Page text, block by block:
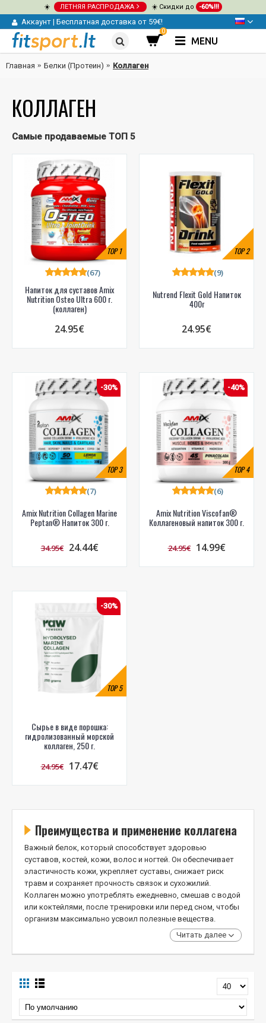
☀️ ЛЕТНЯЯ РАСПРОДАЖА ☀️ Скидки до -60%!!!
Аккаунт | Бесплатная доставка от 59€!
0
MENU
Главная Белки (Протеин) Коллаген
КОЛЛАГЕН
Самые продаваемые ТОП 5
TOP1
Напиток для суставов Amix
Nutrition Osteo Ultra 600 г.
(коллаген)
(67)
24.95€
TOP2
Nutrend Flexit Gold Напиток
400г
(9)
24.95€
TOP3
-30%
Amix Nutrition Collagen Marine
Peptan® Напиток 300 г.
(7)
34.95€ 24.44€
TOP4
-40%
Amix Nutrition Viscofan®
Коллагеновый напиток 300 г.
(6)
24.95€ 14.99€
TOP5
-30%
Сырье в виде порошка:
гидролизованный морской
коллаген, 250 г.
24.95€ 17.47€
Преимущества и применение коллагена
Важный белок, который способствует здоровью
суставов, костей, кожи, волос и ногтей. Он обеспечивает
эластичность кожи, укрепляет суставы, снижает риск
травм и сохраняет прочность связок и сухожилий.
Коллаген можно употреблять ежедневно, смешав с водой
или коктейлями, после тренировки или перед сном, чтобы
организм максимально усвоил полезные вещества.
Читать далее